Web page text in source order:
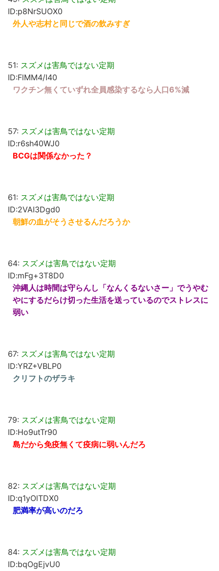
ID:p8NrSUOX0
外人や志村と同じで酒の飲みすぎ
51: スズメは害鳥ではない定期
ID:FlMM4/I40
ワクチン無くていずれ全員感染するなら人口6%減
57: スズメは害鳥ではない定期
ID:r6sh40WJ0
BCGは関係なかった？
61: スズメは害鳥ではない定期
ID:2VAI3Dgd0
朝鮮の血がそうさせるんだろうか
64: スズメは害鳥ではない定期
ID:mFg+3T8D0
沖縄人は時間は守らんし「なんくるないさー」でうやむ
やにするだらけ切った生活を送っているのでストレスに
弱い
67: スズメは害鳥ではない定期
ID:YRZ+VBLP0
クリフトのザラキ
79: スズメは害鳥ではない定期
ID:Ho9utTr90
島だから免疫無くて疫病に弱いんだろ
82: スズメは害鳥ではない定期
ID:q1yOlTDX0
肥満率が高いのだろ
84: スズメは害鳥ではない定期
ID:bqOgEjvU0